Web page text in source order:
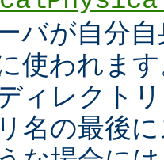
バが自分
使われま
ィレクト
名の最後